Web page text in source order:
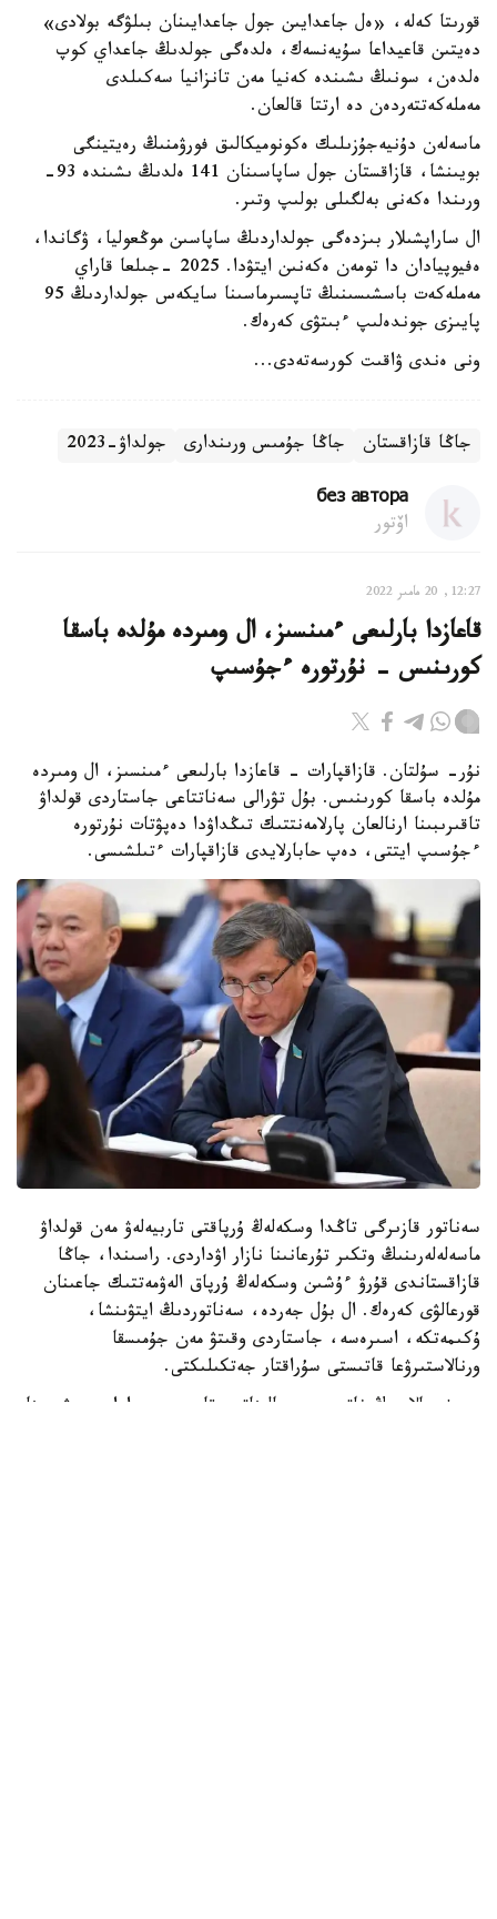
قورىتا كەلە، «ەل جاعدايىن جول جاعدايىنان بىلۋگە بولادى»
دەيتىن قاعيداعا سۇيەنسەك، ەلدەگى جولدىڭ جاعداي كوپ
ەلدەن، سونىڭ ىشىندە كەنيا مەن تانزانيا سەكىلدى
مەملەكەتتەردەن دە ارتتا قالعان.
ماسەلەن دۇنيەجۇزىلىك ەكونوميكالىق فورۋمنىڭ رەيتينگى
بويىنشا، قازاقستان جول ساپاسىنان 141 ەلدىڭ ىشىندە 93-
ورىندا ەكەنى بەلگىلى بولىپ وتىر.
ال ساراپشىلار بىزدەگى جولداردىڭ ساپاسىن موڭعوليا، ۋگاندا،
ەفيوپيادان دا تومەن ەكەنىن ايتۋدا. 2025 -جىلعا قاراي
مەملەكەت باسشىسىنىڭ تاپسىرماسىنا سايكەس جولداردىڭ 95
پايىزى جوندەلىپ ءبىتۋى كەرەك.
ونى ەندى ۋاقىت كورسەتەدى...
جاڭا قازاقستان جاڭا جۇمىس ورىندارى جولداۋ-2023
без автора
اۆتور
12:27, 20 مامىر 2022
قاعازدا بارلىعى ءمىنسىز، ال ومىردە مۇلدە باسقا
كورىنىس - نۇرتورە ءجۇسىپ
نۇر- سۇلتان. قازاقپارات - قاعازدا بارلىعى ءمىنسىز، ال ومىردە
مۇلدە باسقا كورىنىس. بۇل تۋرالى سەناتتاعى جاستاردى قولداۋ
تاقىرىبىنا ارنالعان پارلامەنتتىك تىڭداۋدا دەپۋتات نۇرتورە
ءجۇسىپ ايتتى، دەپ حابارلايدى قازاقپارات ءتىلشىسى.
سەناتور قازىرگى تاڭدا وسكەلەڭ ۇرپاقتى تاربيەلەۋ مەن قولداۋ
ماسەلەلەرىنىڭ وتكىر تۇرعانىنا نازار اۋداردى. راسىندا، جاڭا
قازاقستاندى قۇرۋ ءۇشىن وسكەلەڭ ۇرپاق الەۋمەتتىك جاعىنان
قورعالۋى كەرەك. ال بۇل جەردە، سەناتوردىڭ ايتۋىنشا،
ۇكىمەتكە، اسىرەسە، جاستاردى وقىتۋ مەن جۇمىسقا
ورنالاستىرۋعا قاتىستى سۇراقتار جەتكىلىكتى.
«رەفورمالاردىڭ ناتيجەسى سالىناتىن قارجى مەن ادام رەسۋرسىنا